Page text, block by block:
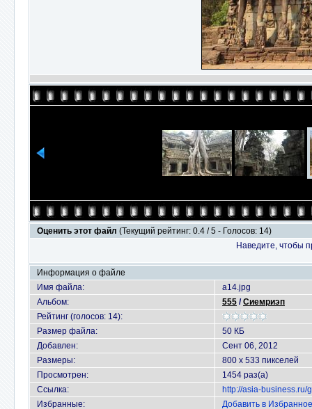
Оценить этот файл (Текущий рейтинг: 0.4 / 5 - Голосов: 14)
Наведите, чтобы
Информация о файле
Имя файла:
a14.jpg
Альбом:
555 /Сиемриэп
Рейтинг (голосов: 14):
Размер файла:
50 КБ
Добавлен:
Сент 06, 2012
Размеры:
800 x 533 пикселей
Просмотрен:
1454 раз(а)
Ссылка:
http://asia-
Избранные:
Добавить в Избранное